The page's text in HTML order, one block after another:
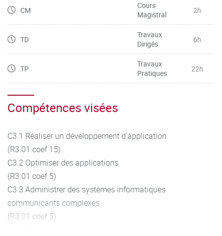
CM
Cours
Magistral
2h
TD
Travaux
Dirigés
6h
TP
Travaux
Pratiques
22h
Compétences visées
C3.1 Réaliser un développement d'application
(R3.01 coef 15)
C3.2 Optimiser des applications
(R3.01 coef 5)
C3.3 Administrer des systèmes informatiques
communicants complexes
(R3.01 coef 5)